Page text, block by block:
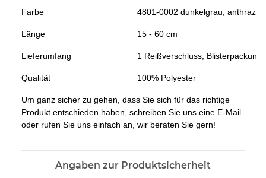
Farbe
4801-0002 dunkelgrau, anthrazit
Länge 15 - 60 cm
Lieferumfang 1 Reißverschluss, Blisterpackung
Qualität 100% Polyester
Um ganz sicher zu gehen, dass Sie sich für das richtige
Produkt entschieden haben, schreiben Sie uns eine E-Mail
oder rufen Sie uns einfach an, wir beraten Sie gern!
Angaben zur Produktsicherheit